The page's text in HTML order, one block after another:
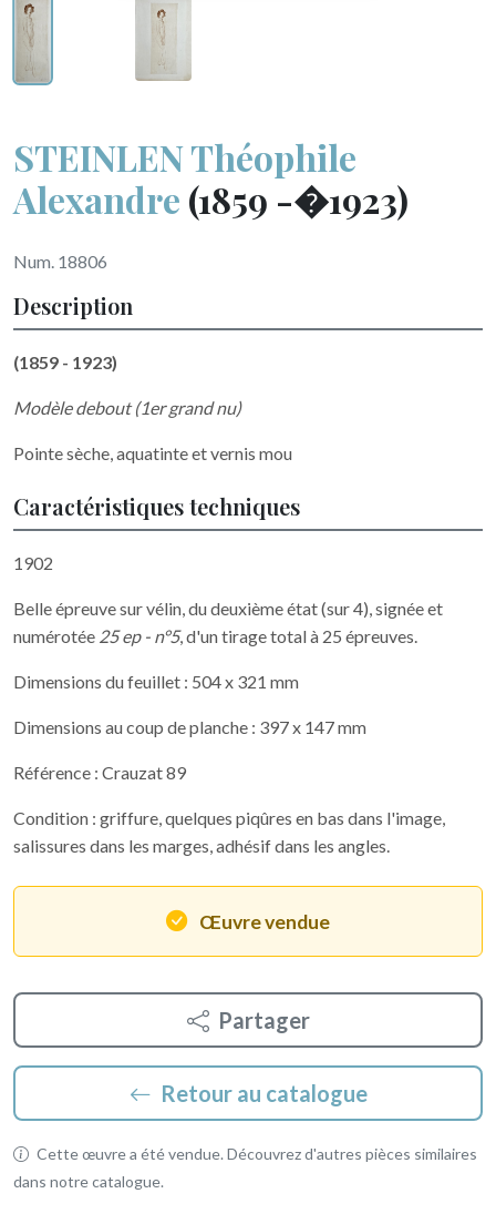
STEINLEN Théophile
Alexandre (1859 -�1923)
Num. 18806
Description
(1859 - 1923)
Modèle debout (1er grand nu)
Pointe sèche, aquatinte et vernis mou
Caractéristiques techniques
1902
Belle épreuve sur vélin, du deuxième état (sur 4), signée et
numérotée 25 ep - n°5, d'un tirage total à 25 épreuves.
Dimensions du feuillet : 504 x 321 mm
Dimensions au coup de planche : 397 x 147 mm
Référence : Crauzat 89
Condition : griffure, quelques piqûres en bas dans l'image,
salissures dans les marges, adhésif dans les angles.
Œuvre vendue
Partager
Retour au catalogue
Cette œuvre a été vendue. Découvrez d'autres pièces similaires
dans notre catalogue.